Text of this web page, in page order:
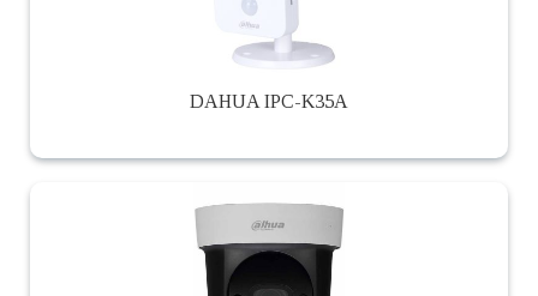
DAHUA IPC-K35A